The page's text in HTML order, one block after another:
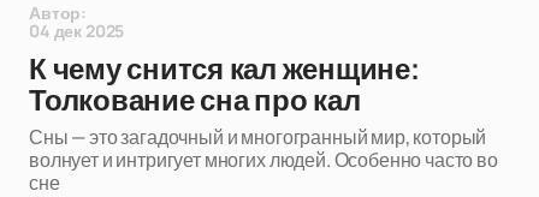
Автор:
04 дек 2025
К чему снится кал женщине:
Толкование сна про кал
Сны — это загадочный и многогранный мир, который
волнует и интригует многих людей. Особенно часто во
сне